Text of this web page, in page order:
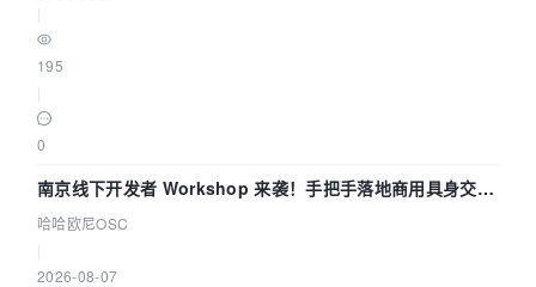
195
0
南京线下开发者 Workshop 来袭！手把手落地商用具身交互
智能 Agent 应用
哈哈欧尼OSC
2026-08-07